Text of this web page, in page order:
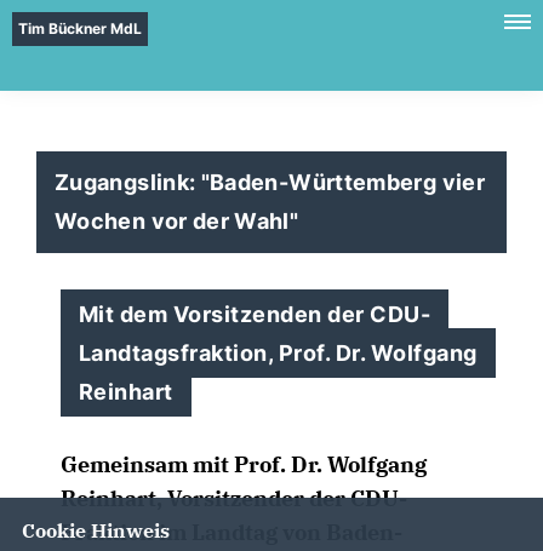
Tim Bückner MdL
Zugangslink: "Baden-Württemberg vier
Wochen vor der Wahl"
Mit dem Vorsitzenden der CDU-
Landtagsfraktion, Prof. Dr. Wolfgang
Reinhart
Gemeinsam mit Prof. Dr. Wolfgang
Reinhart, Vorsitzender der CDU-
Fraktion im Landtag von Baden-
Cookie Hinweis